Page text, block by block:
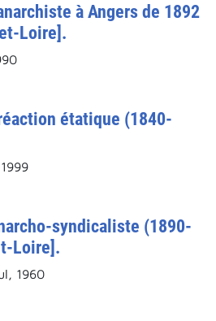
à Angers de 1892
Loire].
étatique (1840-
syndicaliste (1890-
Loire].
1960